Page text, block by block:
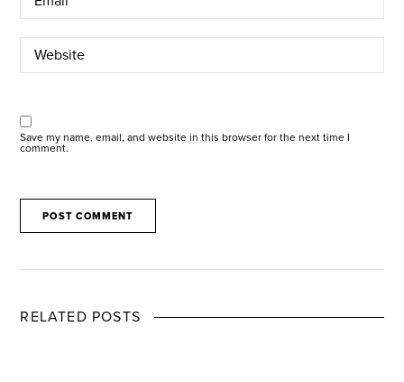
Save my name, email, and website in this browser for the next time I
comment.
RELATED POSTS